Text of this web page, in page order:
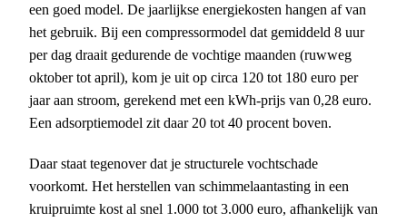
een goed model. De jaarlijkse energiekosten hangen af van
het gebruik. Bij een compressormodel dat gemiddeld 8 uur
per dag draait gedurende de vochtige maanden (ruwweg
oktober tot april), kom je uit op circa 120 tot 180 euro per
jaar aan stroom, gerekend met een kWh-prijs van 0,28 euro.
Een adsorptiemodel zit daar 20 tot 40 procent boven.
Daar staat tegenover dat je structurele vochtschade
voorkomt. Het herstellen van schimmelaantasting in een
kruipruimte kost al snel 1.000 tot 3.000 euro, afhankelijk van